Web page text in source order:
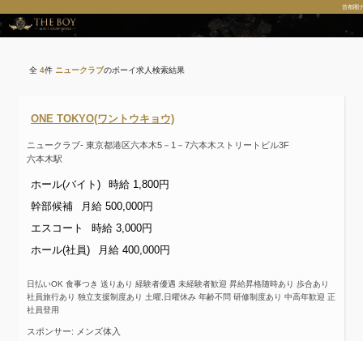
首都圏
全 4件 ニュークラブのボーイ求人検索結果
ONE TOKYO(ワントウキョウ)
ニュークラブ- 東京都港区六本木5－1－7六本木ストリートビル3F
六本木駅
ホール(バイト)
時給 1,800円
幹部候補
月給 500,000円
エスコート
時給 3,000円
ホール(社員)
月給 400,000円
日払いOK 食事つき 送りあり 経験者優遇 未経験者歓迎 昇給昇格随時あり 歩合あり
社員旅行あり 独立支援制度あり 土曜,日曜休み 年齢不問 研修制度あり 中高年歓迎 正
社員登用
スポンサー: メンズ体入